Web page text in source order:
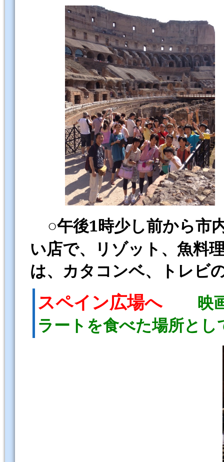
○午後1時少し前から市
い店で、リゾット、魚料
は、カタコンベ、トレビ
スペイン広場へ
映
ラートを食べた場所と